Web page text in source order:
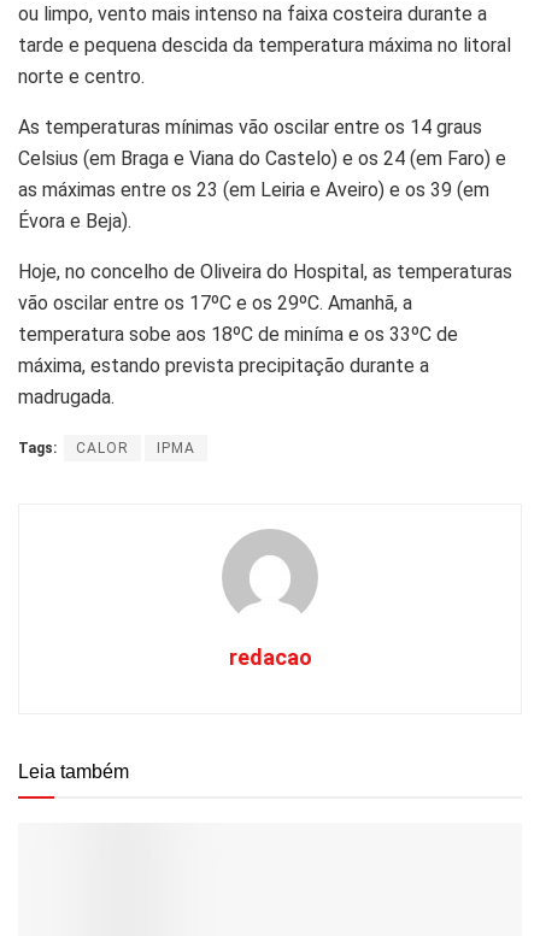
ou limpo, vento mais intenso na faixa costeira durante a
tarde e pequena descida da temperatura máxima no litoral
norte e centro.
As temperaturas mínimas vão oscilar entre os 14 graus
Celsius (em Braga e Viana do Castelo) e os 24 (em Faro) e
as máximas entre os 23 (em Leiria e Aveiro) e os 39 (em
Évora e Beja).
Hoje, no concelho de Oliveira do Hospital, as temperaturas
vão oscilar entre os 17ºC e os 29ºC. Amanhã, a
temperatura sobe aos 18ºC de miníma e os 33ºC de
máxima, estando prevista precipitação durante a
madrugada.
Tags: CALOR IPMA
redacao
Leia também